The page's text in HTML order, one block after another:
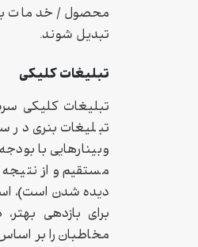
محصول / خدمات به
تبدیل شوند.
تبلیغات کلیکی
تبلیغات کلیکی
تبلیغات بنری در
وبینارهایی با
مستقیم و از
دیده شدن است)،
برای بازدهی
مخاطبان را بر